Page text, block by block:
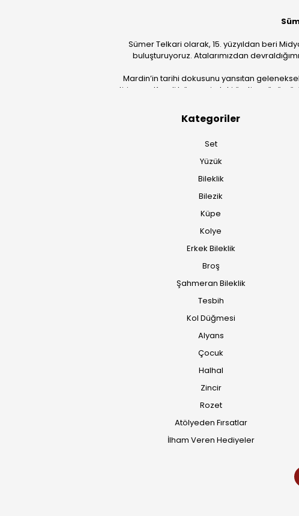
Sümer Telkari olarak, 15. yüzyıldan beri
buluşturuyoruz. Atalarımızdan
Mardin’in tarihi dokusunu yansıtan
getiriyoruz. Kendi bünyemizdeki üretim
Kategoriler
Set
Yüzük
Bileklik
Bilezik
Küpe
Kolye
Erkek Bileklik
Broş
Şahmeran Bileklik
Tesbih
Kol Düğmesi
Alyans
Çocuk
Halhal
Zincir
Rozet
Atölyeden Fırsatlar
İlham Veren Hediyeler